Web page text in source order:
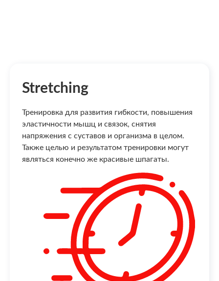
Stretching
Тренировка для развития гибкости, повышения
эластичности мышц и связок, снятия
напряжения с суставов и организма в целом.
Также целью и результатом тренировки могут
являться конечно же красивые шпагаты.